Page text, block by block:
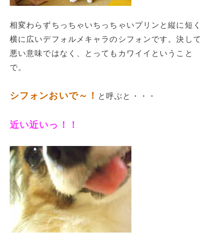
相変わらずちっちゃいちっちゃいプリンと縦に短く
横に広いデフォルメキャラのシフォンです。決して
悪い意味ではなく、とってもカワイイということ
で。
シフォンおいで～！ と呼ぶと・・・
近い近いっ！！